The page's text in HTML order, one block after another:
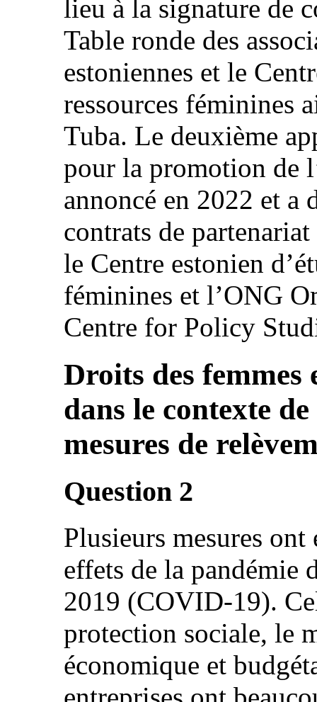
lieu à la signature de
Table ronde des
estoniennes et le
ressources féminines
Tuba. Le deuxième
pour la promotion de
annoncé en 2022 et a
contrats de
le Centre estonien
féminines et l’ONG
Centre for Policy
Droits des femmes
dans le contexte
mesures de
Question 2
Plusieurs mesures
effets de la pandémie
2019 (COVID-19).
protection sociale, le
économique et